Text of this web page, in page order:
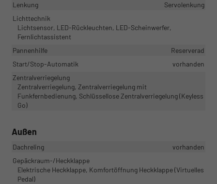
Lenkung
Servolenkung
Lichttechnik
Lichtsensor, LED-Rückleuchten, LED-Scheinwerfer,
Fernlichtassistent
Pannenhilfe
Reserverad
Start/Stop-Automatik
vorhanden
Zentralverriegelung
Zentralverriegelung, Zentralverriegelung mit
Funkfernbedienung, Schlüssellose Zentralverriegelung (Keyless
Go)
Außen
Dachreling
vorhanden
Gepäckraum-/Heckklappe
Elektrische Heckklappe, Komfortöffnung Heckklappe (Virtuelles
Pedal)